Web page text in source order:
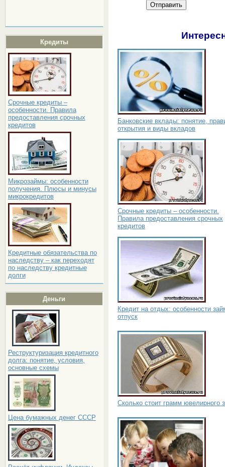
Кредиты
Срочные кредиты –
особенности. Правила
предоставления срочных
кредитов
Микрозаймы: особенности
получения. Плюсы и минусы
микрокредитов
Кредитные обязательства по
наследству – как переходят
по наследству кредитные
долги
Деньги
Реструктуризация кредитного
долга: понятие, условия,
основные схемы
Цена бумажных денег СССР
Отправить
Банковские вклады: понятие,
открытия и виды вкладов
Срочные кредиты – особенности.
Правила предоставления срочных
кредитов
Кредит на отдых: особенности
отпуск
Сколько стоит грамм ювелирного